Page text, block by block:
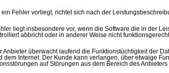
ein Fehler vorliegt, richtet sich nach der
liegt insbesondere vor, wenn die Software die in der
abbricht oder in anderer Weise nicht
Anbieter überwacht laufend die Funktionstüchtigkeit der
dem Internet. Der Kunde kann verlangen, über etwaige
auf Störungen aus dem Bereich des